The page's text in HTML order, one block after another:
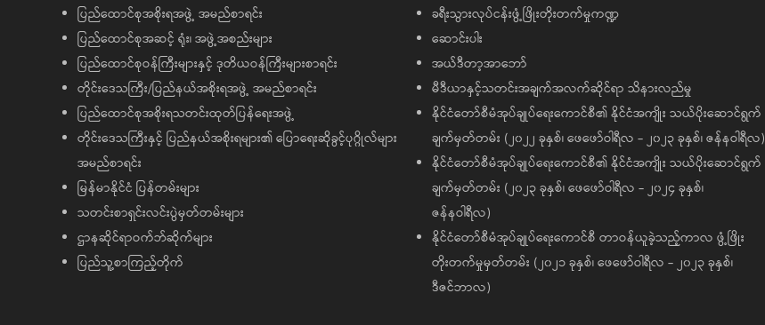
ပြည်ထောင်စုအစိုးရအဖွဲ့ အမည်စာရင်း
ပြည်ထောင်စုအဆင့် ရုံး၊ အဖွဲ့အစည်းများ
ပြည်ထောင်စုဝန်ကြီးများနှင့် ဒုတိယဝန်ကြီးများစာရင်း
တိုင်းဒေသကြီး/ပြည်နယ်အစိုးရအဖွဲ့ အမည်စာရင်း
ပြည်ထောင်စုအစိုးရသတင်းထုတ်ပြန်ရေးအဖွဲ့
တိုင်းဒေသကြီးနှင့် ပြည်နယ်အစိုးရများ၏ ပြောရေးဆိုခွင့်ပုဂ္ဂိုလ်များ
အမည်စာရင်း
မြန်မာနိုင်ငံ ပြန်တမ်းများ
သတင်းစာရှင်းလင်းပွဲမှတ်တမ်းများ
ဌာနဆိုင်ရာဝက်ဘ်ဆိုက်များ
ပြည်သူ့စာကြည့်တိုက်
ခရီးသွားလုပ်ငန်းဖွံ့ဖြိုးတိုးတက်မှုကဏ္ဍ
ဆောင်းပါး
အယ်ဒီတာ့အာဘော်
မီဒီယာနှင့်သတင်းအချက်အလက်ဆိုင်ရာ သိနားလည်မှု
နိုင်ငံတော်စီမံအုပ်ချုပ်ရေးကောင်စီ၏ နိုင်ငံအကျိုး သယ်ပိုးဆောင်ရွက်
ချက်မှတ်တမ်း (၂၀၂၂ ခုနှစ်၊ ဖေဖော်ဝါရီလ - ၂၀၂၃ ခုနှစ်၊ ဇန်နဝါရီလ)
နိုင်ငံတော်စီမံအုပ်ချုပ်ရေးကောင်စီ၏ နိုင်ငံအကျိုး သယ်ပိုးဆောင်ရွက်
ချက်မှတ်တမ်း (၂၀၂၃ ခုနှစ်၊ ဖေဖော်ဝါရီလ - ၂၀၂၄ ခုနှစ်၊
ဇန်နဝါရီလ)
နိုင်ငံတော်စီမံအုပ်ချုပ်ရေးကောင်စီ တာဝန်ယူခဲ့သည့်ကာလ ဖွံ့ဖြိုး
တိုးတက်မှုမှတ်တမ်း (၂၀၂၁ ခုနှစ်၊ ဖေဖော်ဝါရီလ - ၂၀၂၃ ခုနှစ်၊
ဒီဇင်ဘာလ)